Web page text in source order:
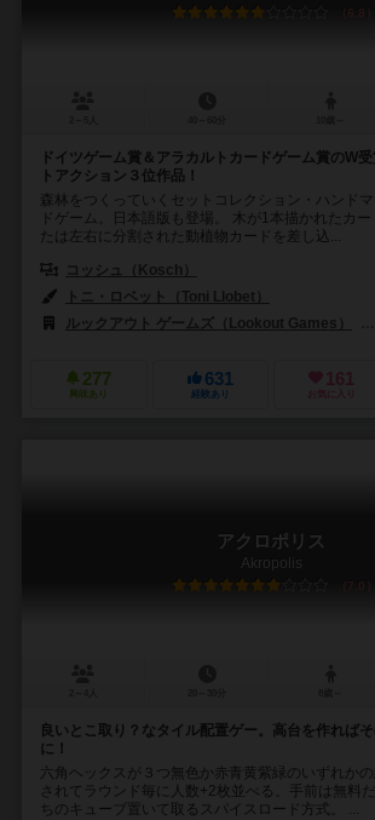
6.8
ドイツゲーム賞＆アラカルトカードゲーム賞のW
トアクション３位作品！
森林をつくっていくセットコレクション・ハンド
ドゲーム。日本語版も登場。 木が1本描かれたカ
たは左右に分割された動植物カードを差し込...
コッシュ（Kosch）
トニ・ロベット（Toni Llobet）
ルックアウト ゲームズ（Lookout Games）
277
興味あり
631
経験あり
161
お気に入り
アクロポリス
Akropolis
7.0
良いとこ取り？なタイル配置ゲー。高台を作れば
に！
六角ヘックスが３つ無色か赤青黄紫緑のいずれか
されてラウンド毎に人数+2枚並べる。手前は無料
ちのキューブ置いて取るスパイスロード方式。 ...